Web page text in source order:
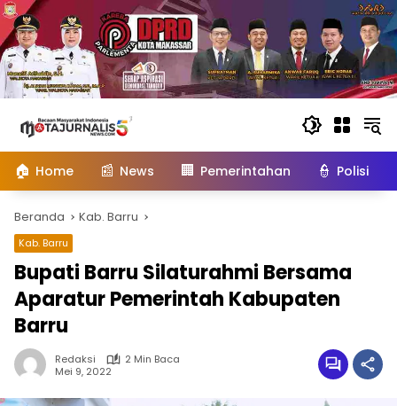
konten
🏠 Home 📰 News 🏢 Pemerintahan 👮 Polisi
Beranda Kab. Barru
Kab. Barru
Bupati Barru Silaturahmi Bersama
Aparatur Pemerintah Kabupaten
Barru
Redaksi
2 Min Baca
Mei 9, 2022